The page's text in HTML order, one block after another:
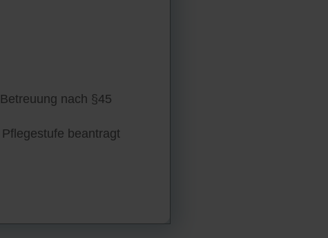
nach §45
beantragt